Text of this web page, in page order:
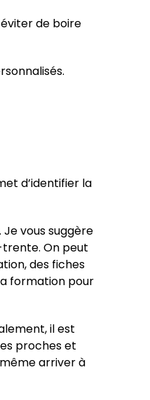
de boire
d’identifier la
vous suggère
trente. On peut
des fiches
formation pour
il est
proches et
arriver à